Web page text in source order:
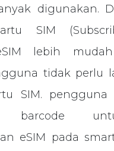
digunakan.
SIM
lebih
tidak perlu
SIM. pengguna
barcode
eSIM pada